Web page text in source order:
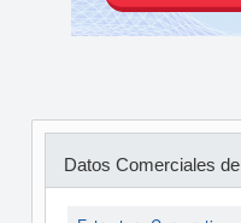
Datos Comerciales de